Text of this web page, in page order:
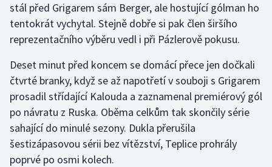
Rychlostní kanoistika
Short track
Sportovní střelba
Stolní tenis
Triatlon
Veslování
stál před Grigarem sám Berger, ale hostující gólman ho
tentokrát vychytal. Stejně dobře si pak člen širšího
reprezentačního výběru vedl i při Pázlerově pokusu.
Deset minut před koncem se domácí přece jen dočkali
čtvrté branky, když se až napotřetí v souboji s Grigarem
prosadil střídající Kalouda a zaznamenal premiérový gól
po návratu z Ruska. Oběma celkům tak skončily série
sahající do minulé sezony. Dukla přerušila
šestizápasovou sérii bez vítězství, Teplice prohrály
poprvé po osmi kolech.